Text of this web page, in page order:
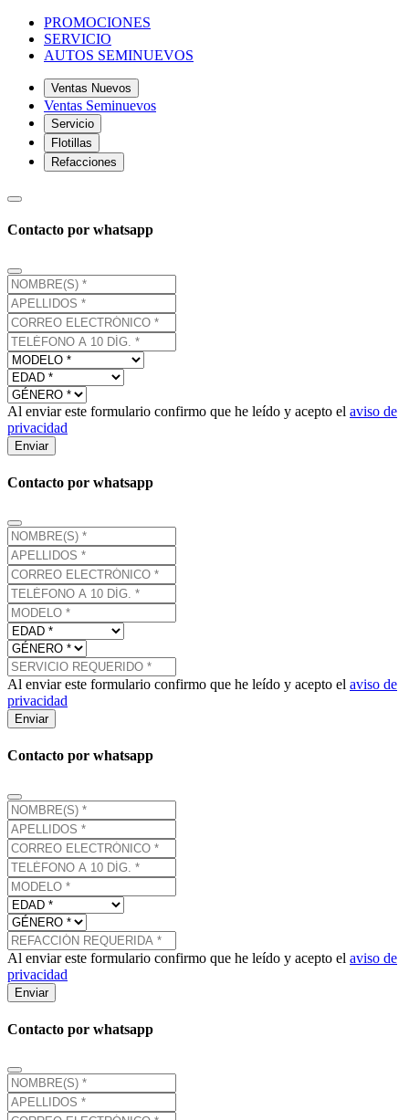
PROMOCIONES
SERVICIO
AUTOS SEMINUEVOS
Ventas Nuevos
Ventas Seminuevos
Servicio
Flotillas
Refacciones
Contacto por whatsapp
Al enviar este formulario confirmo que he leído y acepto el aviso de
privacidad
Enviar
Contacto por whatsapp
Al enviar este formulario confirmo que he leído y acepto el aviso de
privacidad
Enviar
Contacto por whatsapp
Al enviar este formulario confirmo que he leído y acepto el aviso de
privacidad
Enviar
Contacto por whatsapp